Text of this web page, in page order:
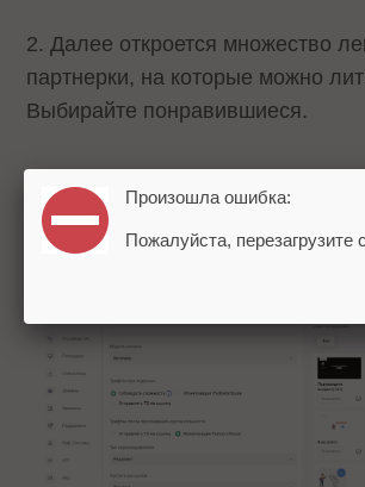
2. Далее откроется множество
партнерки, на которые можно
Выбирайте понравившиеся.
3. При выборе нескольких
автоматически включается режим
тестирования (показ по
Произошла ошибка:
Пожалуйста, перезагрузите